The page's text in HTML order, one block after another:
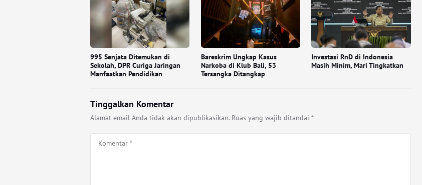
995 Senjata Ditemukan di
Sekolah, DPR Curiga Jaringan
Manfaatkan Pendidikan
Bareskrim Ungkap Kasus
Narkoba di Klub Bali, 53
Tersangka Ditangkap
Investasi RnD di Indonesia
Masih Minim, Mari Tingkatkan
Tinggalkan Komentar
Alamat email Anda tidak akan dipublikasikan. Ruas yang wajib ditandai *